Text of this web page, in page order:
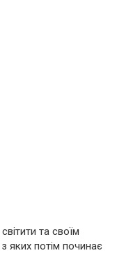
та своїм
яких потім починає